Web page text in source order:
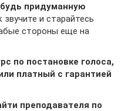
придуманную
звучите и старайтесь
стороны еще на
по постановке голоса,
платный с гарантией
преподавателя по